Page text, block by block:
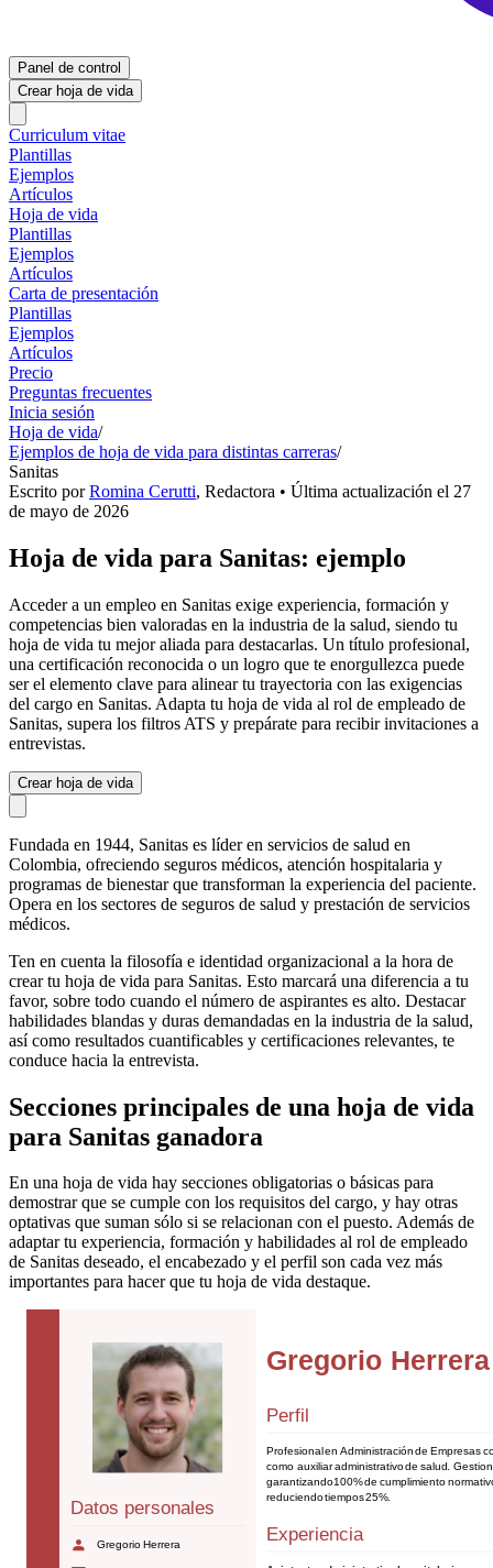
Panel de control
Crear hoja de vida
Curriculum vitae
Plantillas
Ejemplos
Artículos
Hoja de vida
Plantillas
Ejemplos
Artículos
Carta de presentación
Plantillas
Ejemplos
Artículos
Precio
Preguntas frecuentes
Inicia sesión
Hoja de vida/
Ejemplos de hoja de vida para distintas carreras/
Sanitas
Escrito porRomina Cerutti, Redactora • Última actualización el 27
de mayo de 2026
Hoja de vida para Sanitas: ejemplo
Acceder a un empleo en Sanitas exige experiencia, formación y
competencias bien valoradas en la industria de la salud, siendo tu
hoja de vida tu mejor aliada para destacarlas. Un título profesional,
una certificación reconocida o un logro que te enorgullezca puede
ser el elemento clave para alinear tu trayectoria con las exigencias
del cargo en Sanitas. Adapta tu hoja de vida al rol de empleado de
Sanitas, supera los filtros ATS y prepárate para recibir invitaciones a
entrevistas.
Crear hoja de vida
Fundada en 1944, Sanitas es líder en servicios de salud en
Colombia, ofreciendo seguros médicos, atención hospitalaria y
programas de bienestar que transforman la experiencia del paciente.
Opera en los sectores de seguros de salud y prestación de servicios
médicos.
Ten en cuenta la filosofía e identidad organizacional a la hora de
crear tu hoja de vida para Sanitas. Esto marcará una diferencia a tu
favor, sobre todo cuando el número de aspirantes es alto. Destacar
habilidades blandas y duras demandadas en la industria de la salud,
así como resultados cuantificables y certificaciones relevantes, te
conduce hacia la entrevista.
Secciones principales de una hoja de vida
para Sanitas ganadora
En una hoja de vida hay secciones obligatorias o básicas para
demostrar que se cumple con los requisitos del cargo, y hay otras
optativas que suman sólo si se relacionan con el puesto. Además de
adaptar tu experiencia, formación y habilidades al rol de empleado
de Sanitas deseado, el encabezado y el perfil son cada vez más
importantes para hacer que tu hoja de vida destaque.